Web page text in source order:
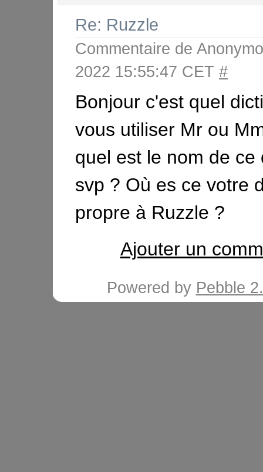
Re: Ruzzle
Commentaire de
2022 15:55:47 CET #
Bonjour c'est quel
vous utiliser Mr ou
quel est le nom de ce
svp ? Où es ce votre
propre à Ruzzle ?
Ajouter un
Powered by Pebble